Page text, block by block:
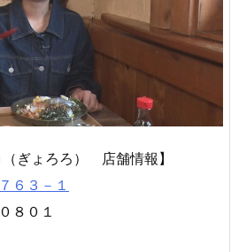
（ぎょろろ） 店舗情報】
６３－１
８０１